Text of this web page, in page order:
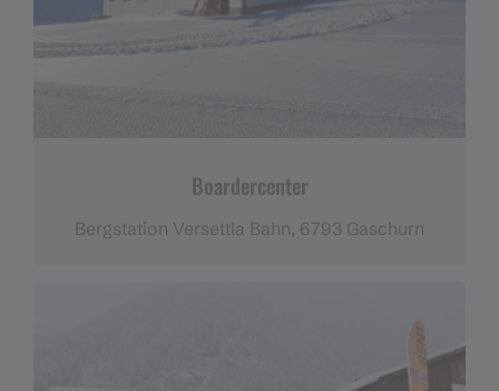
Boardercenter
Bergstation Versettla Bahn, 6793 Gaschurn